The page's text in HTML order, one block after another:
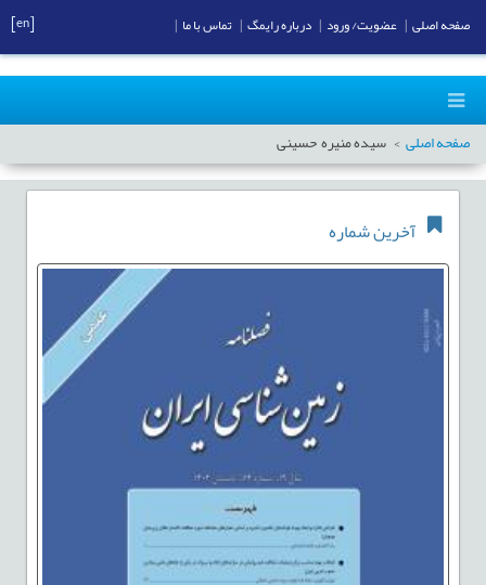
صفحه اصلی سیده منیره حسینی
آخرین شماره
صفحه اصلی عضویت/ ورود درباره رایمگ تماس با ما